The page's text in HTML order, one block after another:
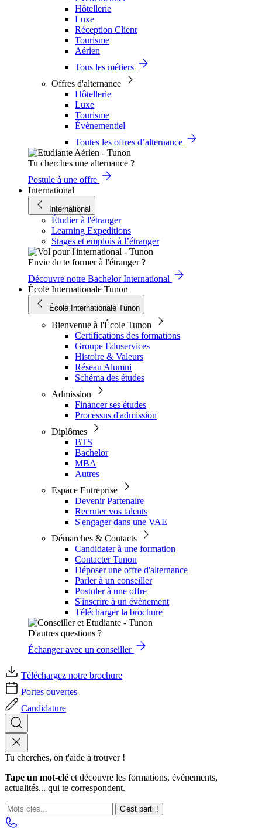
Hôtellerie
Luxe
Réception Client
Tourisme
Aérien
Tous les métiers
Offres d'alternance
Hôtellerie
Luxe
Tourisme
Évènementiel
Toutes les offres d’alternance
Tu cherches une alternance ?
Postule à une offre
International
International
Étudier à l'étranger
Learning Expeditions
Stages et emplois à l’étranger
Envie de te former à l'étranger ?
Découvre notre Bachelor International
École Internationale Tunon
École Internationale Tunon
Bienvenue à l'École Tunon
Certifications des formations
Groupe Eduservices
Histoire & Valeurs
Réseau Alumni
Schéma des études
Admission
Financer ses études
Processus d'admission
Diplômes
BTS
Bachelor
MBA
Autres
Espace Entreprise
Devenir Partenaire
Recruter vos talents
S'engager dans une VAE
Démarches & Contacts
Candidater à une formation
Contacter Tunon
Déposer une offre d'alternance
Parler à un conseiller
Postuler à une offre
S'inscrire à un évènement
Télécharger la brochure
D'autres questions ?
Échanger avec un conseiller
Téléchargez notre brochure
Portes ouvertes
Candidature
Tu cherches, on t'aide à trouver !
Tape un mot-clé et découvre les formations, événements,
actualités... qui te correspondent.
C'est parti !